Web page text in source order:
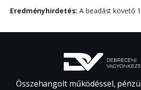
Eredményhirdetés:A beadást követő
Összehangolt működéssel,